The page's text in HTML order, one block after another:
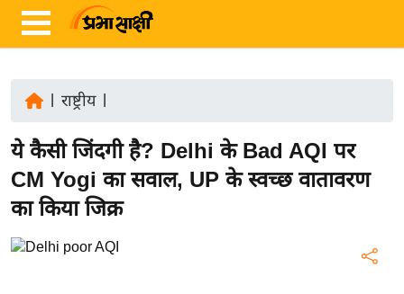
ज़ा
ख
र
रा
राष्ट्रीय|
ये कैसी जिंदगी है? Delhi के Bad AQI पर
CM Yogi का सवाल, UP के स्वच्छ वातावरण
का किया जिक्र